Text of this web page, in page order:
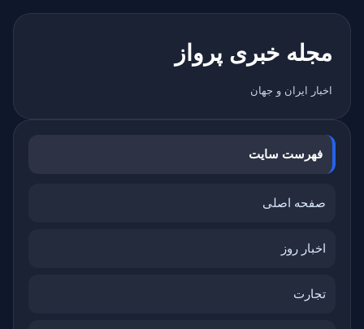
مجله خبری پرواز
اخبار ایران و جهان
فهرست سایت
صفحه اصلی
اخبار روز
تجارت